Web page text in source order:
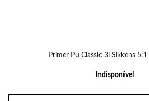
Primer Pu Classic 3l Sikkens
Indisponível